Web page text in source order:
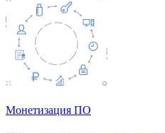
Монетизация ПО